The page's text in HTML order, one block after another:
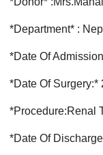
*Department* :
*Date Of
*Date Of Surgery:*
*Procedure:Renal
*Date Of